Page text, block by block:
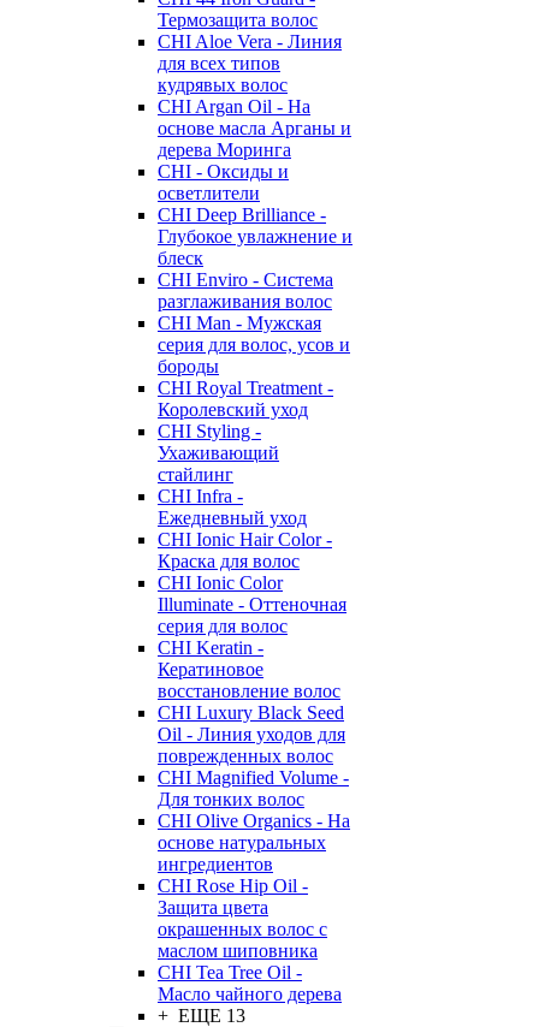
Термозащита волос
CHI Aloe Vera - Линия
для всех типов
кудрявых волос
CHI Argan Oil - На
основе масла Арганы и
дерева Моринга
CHI - Оксиды и
осветлители
CHI Deep Brilliance -
Глубокое увлажнение и
блеск
CHI Enviro - Система
разглаживания волос
CHI Man - Мужская
серия для волос, усов и
бороды
CHI Royal Treatment -
Королевский уход
CHI Styling -
Ухаживающий
стайлинг
CHI Infra -
Ежедневный уход
CHI Ionic Hair Color -
Краска для волос
CHI Ionic Color
Illuminate - Оттеночная
серия для волос
CHI Keratin -
Кератиновое
восстановление волос
CHI Luxury Black Seed
Oil - Линия уходов для
поврежденных волос
CHI Magnified Volume -
Для тонких волос
CHI Olive Organics - На
основе натуральных
ингредиентов
CHI Rose Hip Oil -
Защита цвета
окрашенных волос с
маслом шиповника
CHI Tea Tree Oil -
Масло чайного дерева
+ ЕЩЕ 13